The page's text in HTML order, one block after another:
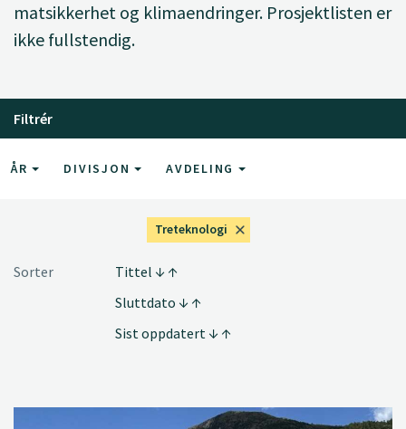
matsikkerhet og klimaendringer. Prosjektlisten er
ikke fullstendig.
Filtrér
ÅR DIVISJON AVDELING
Treteknologi
Sorter
Tittel
Sluttdato
Sist oppdatert